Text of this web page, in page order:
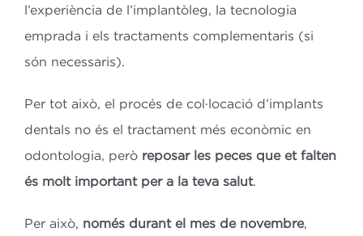
l’experiència de l’implantòleg, la tecnologia
emprada i els tractaments complementaris (si
són necessaris).
Per tot això, el procés de col·locació d’implants
dentals no és el tractament més econòmic en
odontologia, però reposar les peces que et falten
és molt important per a la teva salut.
Per això, només durant el mes de novembre,